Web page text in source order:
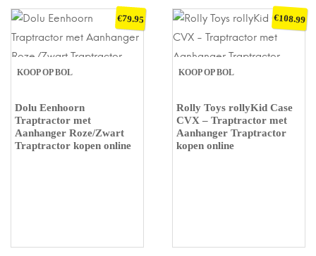
KOOP OP BOL
Dolu Eenhoorn
Traptractor met
Aanhanger Roze/Zwart
Traptractor kopen online
€79.95
KOOP OP BOL
Rolly Toys rollyKid Case
CVX – Traptractor met
Aanhanger Traptractor
kopen online
€108.99